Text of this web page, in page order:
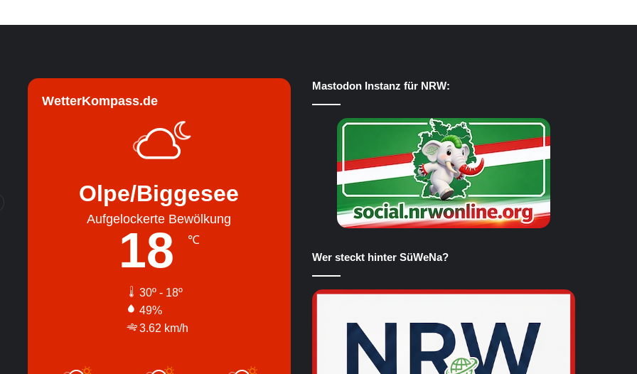
WetterKompass.de
Olpe/Biggesee
Aufgelockerte Bewölkung
18 ℃
30º - 18º
49%
3.62 km/h
Mastodon Instanz für NRW:
Wer steckt hinter SüWeNa?